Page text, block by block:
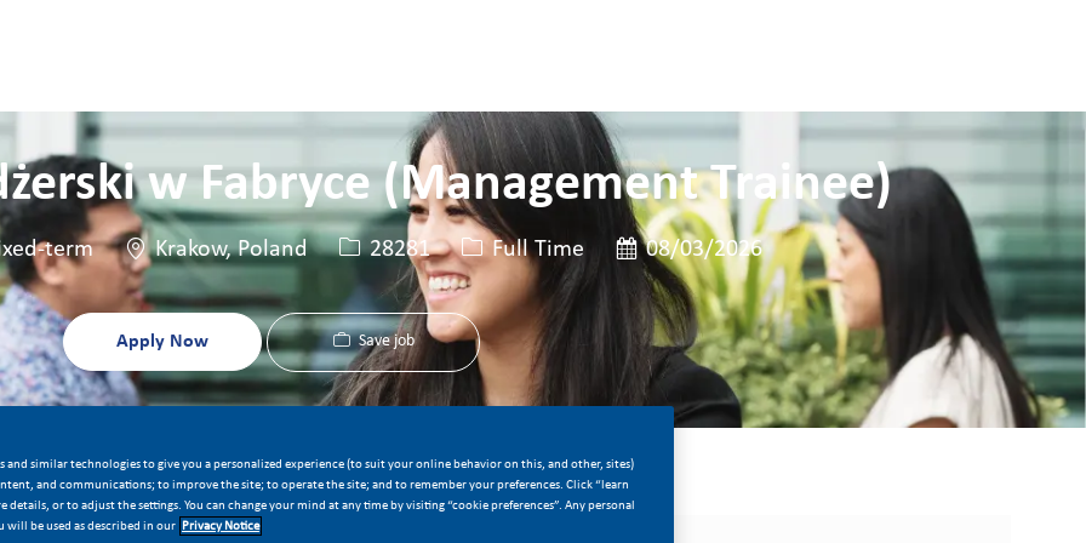
w Fabryce (Management Trainee)
term Location
Krakow, Poland Job Id
28281 Job Type
Full Time Posted Date
08/03/2026
Apply Now Save job
and similar technologies to give you a personalized experience (to suit your online behavior on this, and other, sites)
and communications; to improve the site; to operate the site; and to remember your preferences. Click “learn
details, or to adjust the settings. You can change your mind at any time by visiting “cookie preferences”. Any personal
will be used as described in our Privacy Notice